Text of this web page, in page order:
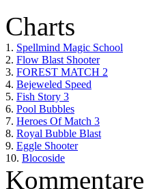
Charts
1. Spellmind Magic School
2. Flow Blast Shooter
3. FOREST MATCH 2
4. Bejeweled Speed
5. Fish Story 3
6. Pool Bubbles
7. Heroes Of Match 3
8. Royal Bubble Blast
9. Eggle Shooter
10. Blocoside
Kommentare